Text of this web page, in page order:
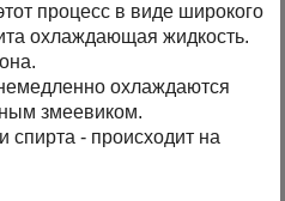
процесс в виде широкого
охлаждающая жидкость.
охлаждаются
змеевиком.
спирта - происходит на